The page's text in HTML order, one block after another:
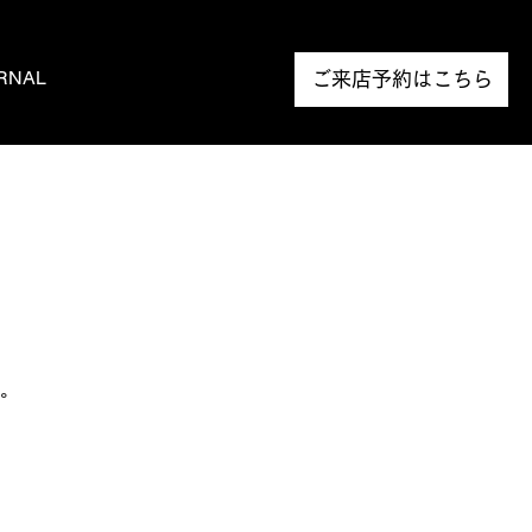
ご来店予約はこちら